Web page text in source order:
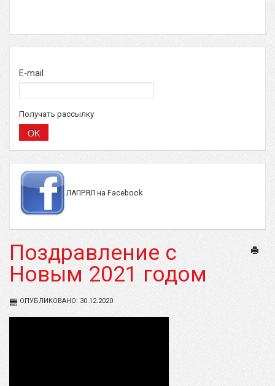
E-mail
Получать рассылку
ЛАПРЯЛ на Facebook
Поздравление с
Новым 2021 годом
ОПУБЛИКОВАНО: 30.12.2020